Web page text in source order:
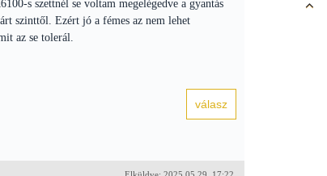
s szettnél se voltam megelégedve a gyantás
szinttől. Ezért jó a fémes az nem lehet
az se tolerál.